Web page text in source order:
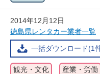
2014年12月12日
徳島県レンタカー業者一覧
一括ダウンロード(1
観光・文化 産業・労働